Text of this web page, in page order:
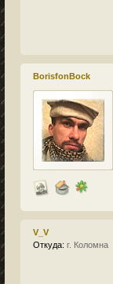
BorisfonBock
V_V
Откуда: г. Коломна